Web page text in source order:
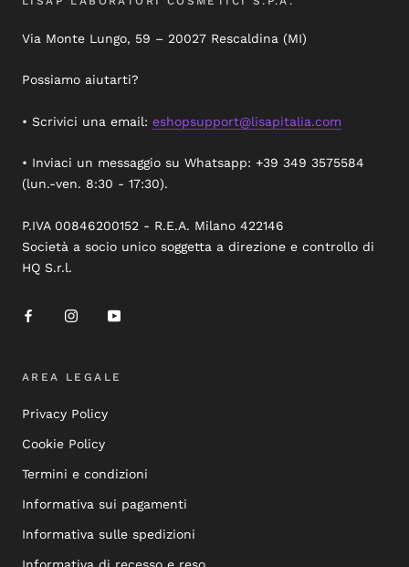
Via Monte Lungo, 59 – 20027 Rescaldina (MI)
Possiamo aiutarti?
• Scrivici una email: eshopsupport@lisapitalia.com
• Inviaci un messaggio su Whatsapp: +39 349 3575584
(lun.-ven. 8:30 - 17:30).
P.IVA 00846200152 - R.E.A. Milano 422146
Società a socio unico soggetta a direzione e controllo di
HQ S.r.l.
AREA LEGALE
Privacy Policy
Cookie Policy
Termini e condizioni
Informativa sui pagamenti
Informativa sulle spedizioni